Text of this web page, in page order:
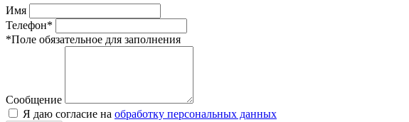
Имя
Телефон*
*Поле обязательное для заполнения
Сообщение
Я даю согласие на обработку персональных данных